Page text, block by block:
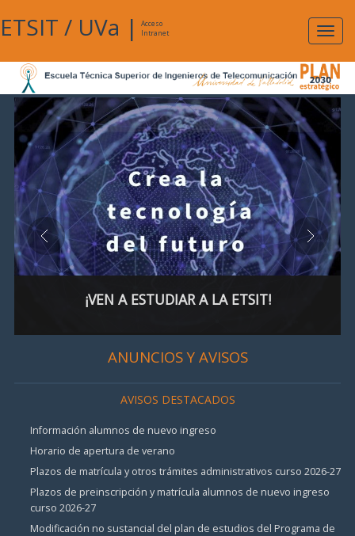
ETSIT / UVa |
Acceso
Intranet
¡VEN A ESTUDIAR A LA ETSIT!
ANUNCIOS Y AVISOS
AVISOS DESTACADOS
Información alumnos de nuevo ingreso
Horario de apertura de verano
Plazos de matrícula y otros trámites administrativos curso 2026-27
Plazos de preinscripción y matrícula alumnos de nuevo ingreso
curso 2026-27
Modificación no sustancial del plan de estudios del Programa de